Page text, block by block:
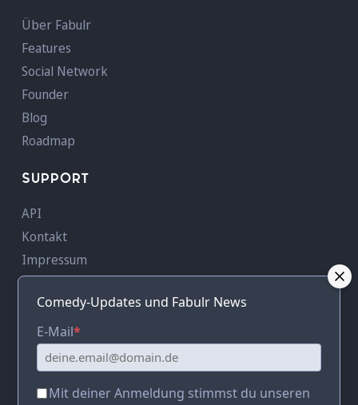
Über Fabulr
Features
Social Network
Founder
Blog
Roadmap
SUPPORT
API
Kontakt
Impressum
AGB
Datenschutz
AVV
KONTAKT
Comedy-Updates und Fabulr News
E-Mail*
Mit deiner Anmeldung stimmst du unseren